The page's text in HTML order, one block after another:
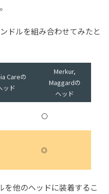
ドルを組み合わせてみたと
Careの
ッド
Merkur,
Maggardの
ヘッド
〇
◎
他のヘッドに装着するこ